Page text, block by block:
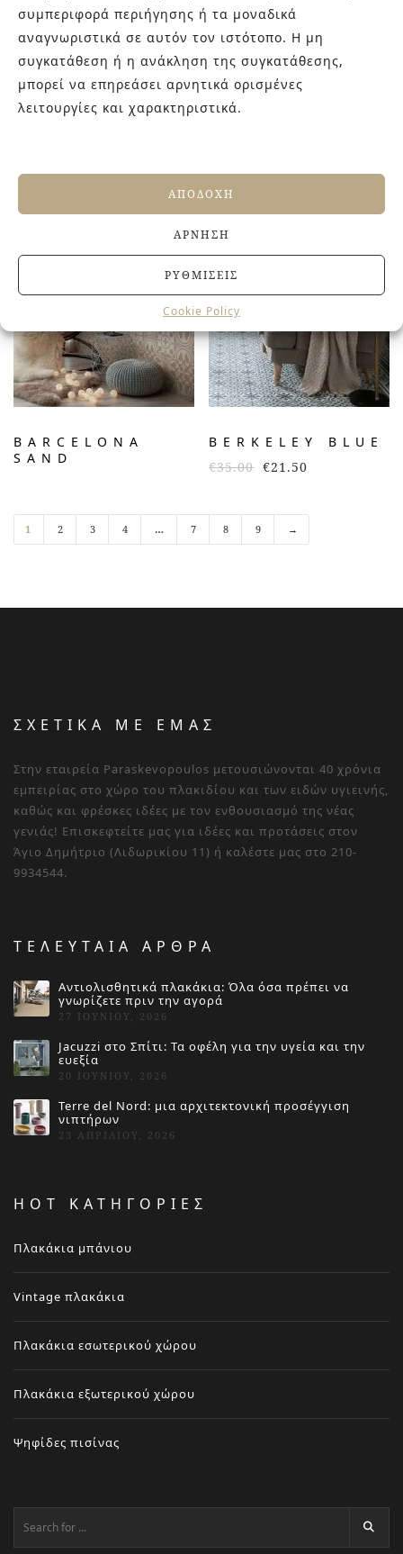
συμπεριφορά περιήγησης ή τα μοναδικά
αναγνωριστικά σε αυτόν τον ιστότοπο. Η μη
συγκατάθεση ή η ανάκληση της συγκατάθεσης,
μπορεί να επηρεάσει αρνητικά ορισμένες
λειτουργίες και χαρακτηριστικά.
ΑΠΟΔΟΧΉ
ΆΡΝΗΣΗ
ΡΥΘΜΊΣΕΙΣ
Cookie Policy
DAMERO
BARCELONA
SAND
BERKELEY BLUE
€35.00 €21.50
1 2 3 4 … 7 8 9 →
ΣΧΕΤΙΚΑ ΜΕ ΕΜΑΣ
Στην εταιρεία Paraskevopoulos μετουσιώνονται 40 χρόνια
εμπειρίας στο χώρο του πλακιδίου και των ειδών υγιεινής,
καθώς και φρέσκες ιδέες με τον ενθουσιασμό της νέας
γενιάς! Επισκεφτείτε μας για ιδέες και προτάσεις στον
Άγιο Δημήτριο (Λιδωρικίου 11) ή καλέστε μας στο 210-
9934544.
ΤΕΛΕΥΤΑΙΑ ΑΡΘΡΑ
Αντιολισθητικά πλακάκια: Όλα όσα πρέπει να
γνωρίζετε πριν την αγορά
27 ΙΟΥΝΊΟΥ, 2026
Jacuzzi στο Σπίτι: Τα οφέλη για την υγεία και την
ευεξία
20 ΙΟΥΝΊΟΥ, 2026
Terre del Nord: μια αρχιτεκτονική προσέγγιση
νιπτήρων
23 ΑΠΡΙΛΊΟΥ, 2026
HOT ΚΑΤΗΓΟΡΙΕΣ
Πλακάκια μπάνιου
Vintage πλακάκια
Πλακάκια εσωτερικού χώρου
Πλακάκια εξωτερικού χώρου
Ψηφίδες πισίνας